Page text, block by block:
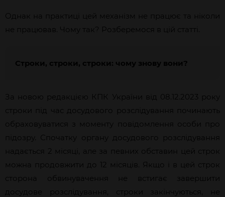
Однак на практиці цей механізм не працює та ніколи
не працював. Чому так? Розберемося в цій статті.
Строки, строки, строки: чому знову вони?
За новою редакцією КПК України від 08.12.2023 року
строки під час досудового розслідування починають
обраховуватися з моменту повідомлення особи про
підозру. Спочатку органу досудового розслідування
надається 2 місяці, але за певних обставин цей строк
можна продовжити до 12 місяців. Якщо і в цей строк
сторона обвинувачення не встигає завершити
досудове розслідування, строки закінчуються, не